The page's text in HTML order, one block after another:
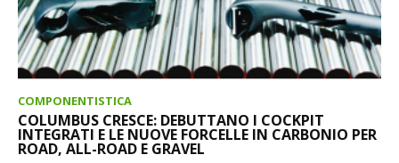
COMPONENTISTICA
COLUMBUS CRESCE: DEBUTTANO I COCKPIT
INTEGRATI E LE NUOVE FORCELLE IN CARBONIO PER
ROAD, ALL-ROAD E GRAVEL